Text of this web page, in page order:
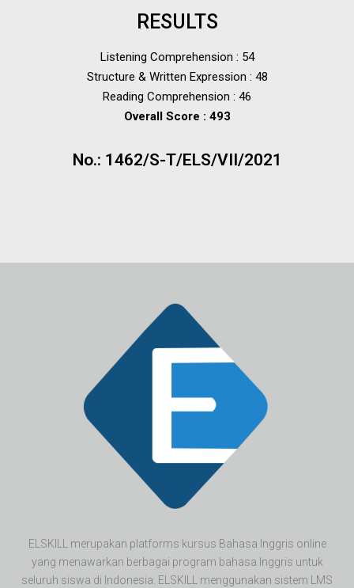
RESULTS
Listening Comprehension : 54
Structure & Written Expression : 48
Reading Comprehension : 46
Overall Score : 493
No.: 1462/S-T/ELS/VII/2021
ELSKILL merupakan platforms kursus Bahasa Inggris online
yang menawarkan berbagai program bahasa Inggris untuk
seluruh siswa di Indonesia. ELSKILL menggunakan sistem LMS